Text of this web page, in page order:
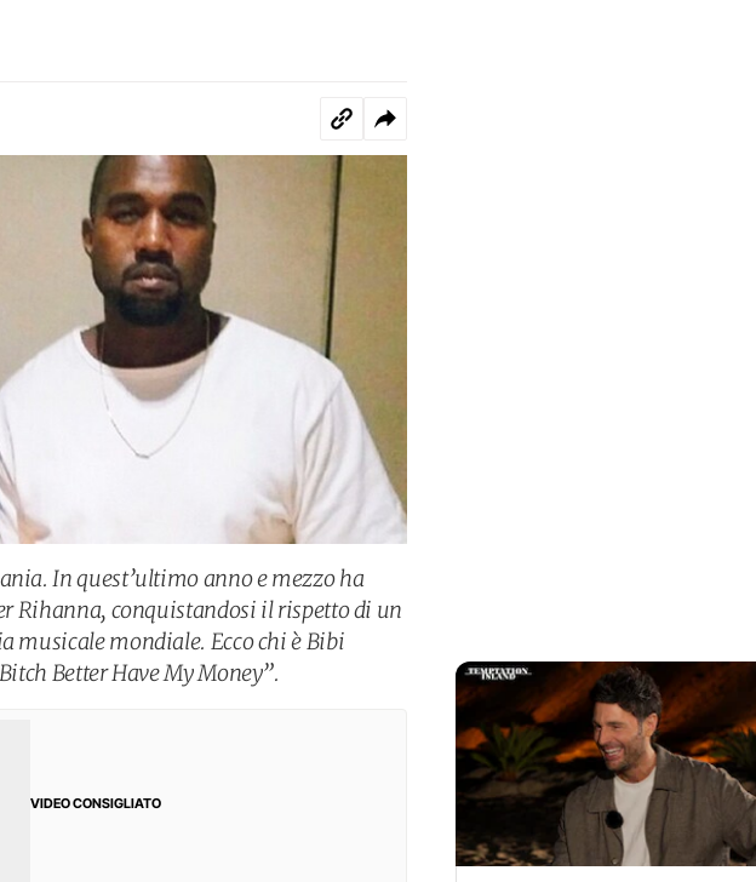
In quest’ultimo anno e mezzo ha
Rihanna, conquistandosi il rispetto di un
musicale mondiale. Ecco chi è Bibi
Better Have My Money”.
VIDEO CONSIGLIATO